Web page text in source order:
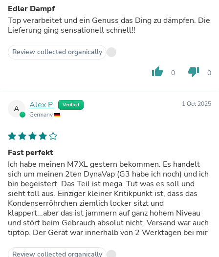
Edler Dampf
Top verarbeitet und ein Genuss das Ding zu dämpfen. Die
Lieferung ging sensationell schnell!!
Review collected organically
thumb_up 0 thumb_down 0
A Alex P. Verified
Germany
1 Oct 2025
Fast perfekt
Ich habe meinen M7XL gestern bekommen. Es handelt
sich um meinen 2ten DynaVap (G3 habe ich noch) und ich
bin begeistert. Das Teil ist mega. Tut was es soll und
sieht toll aus. Einziger kleiner Kritikpunkt ist, dass das
Kondenserröhrchen ziemlich locker sitzt und
klappert...aber das ist jammern auf ganz hohem Niveau
und stört beim Gebrauch absolut nicht. Versand war auch
tiptop. Der Gerät war innerhalb von 2 Werktagen bei mir
Review collected organically